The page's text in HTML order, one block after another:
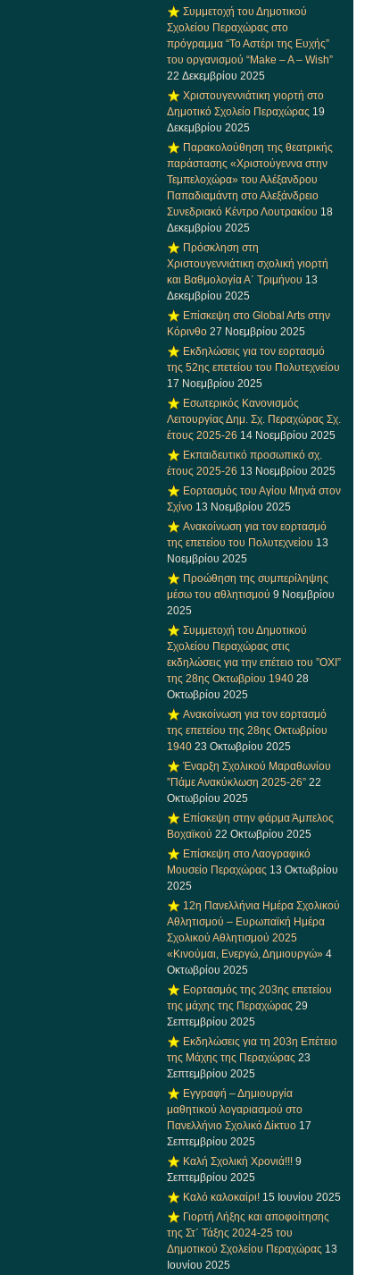
Συμμετοχή του Δημοτικού
Σχολείου Περαχώρας στο
πρόγραμμα “Το Αστέρι της Ευχής”
του οργανισμού “Make – A – Wish”
22 Δεκεμβρίου 2025
Χριστουγεννιάτικη γιορτή στο
Δημοτικό Σχολείο Περαχώρας 19
Δεκεμβρίου 2025
Παρακολούθηση της θεατρικής
παράστασης «Χριστούγεννα στην
Τεμπελοχώρα» του Αλέξανδρου
Παπαδιαμάντη στο Αλεξάνδρειο
Συνεδριακό Κέντρο Λουτρακίου 18
Δεκεμβρίου 2025
Πρόσκληση στη
Χριστουγεννιάτικη σχολική γιορτή
και Βαθμολογία Α΄ Τριμήνου 13
Δεκεμβρίου 2025
Επίσκεψη στο Global Arts στην
Κόρινθο 27 Νοεμβρίου 2025
Εκδηλώσεις για τον εορτασμό
της 52ης επετείου του Πολυτεχνείου
17 Νοεμβρίου 2025
Εσωτερικός Κανονισμός
Λειτουργίας Δημ. Σχ. Περαχώρας Σχ.
έτους 2025-26 14 Νοεμβρίου 2025
Εκπαιδευτικό προσωπικό σχ.
έτους 2025-26 13 Νοεμβρίου 2025
Εορτασμός του Αγίου Μηνά στον
Σχίνο 13 Νοεμβρίου 2025
Ανακοίνωση για τον εορτασμό
της επετείου του Πολυτεχνείου 13
Νοεμβρίου 2025
Προώθηση της συμπερίληψης
μέσω του αθλητισμού 9 Νοεμβρίου
2025
Συμμετοχή του Δημοτικού
Σχολείου Περαχώρας στις
εκδηλώσεις για την επέτειο του ”ΟΧΙ”
της 28ης Οκτωβρίου 1940 28
Οκτωβρίου 2025
Ανακοίνωση για τον εορτασμό
της επετείου της 28ης Οκτωβρίου
1940 23 Οκτωβρίου 2025
Έναρξη Σχολικού Μαραθωνίου
”Πάμε Ανακύκλωση 2025-26” 22
Οκτωβρίου 2025
Επίσκεψη στην φάρμα Άμπελος
Βοχαϊκού 22 Οκτωβρίου 2025
Επίσκεψη στο Λαογραφικό
Μουσείο Περαχώρας 13 Οκτωβρίου
2025
12η Πανελλήνια Ημέρα Σχολικού
Αθλητισμού – Ευρωπαϊκή Ημέρα
Σχολικού Αθλητισμού 2025
«Κινούμαι, Ενεργώ, Δημιουργώ» 4
Οκτωβρίου 2025
Εορτασμός της 203ης επετείου
της μάχης της Περαχώρας 29
Σεπτεμβρίου 2025
Εκδηλώσεις για τη 203η Επέτειο
της Μάχης της Περαχώρας 23
Σεπτεμβρίου 2025
Εγγραφή – Δημιουργία
μαθητικού λογαριασμού στο
Πανελλήνιο Σχολικό Δίκτυο 17
Σεπτεμβρίου 2025
Καλή Σχολική Χρονιά!!! 9
Σεπτεμβρίου 2025
Καλό καλοκαίρι! 15 Ιουνίου 2025
Γιορτή Λήξης και αποφοίτησης
της Στ΄ Τάξης 2024-25 του
Δημοτικού Σχολείου Περαχώρας 13
Ιουνίου 2025